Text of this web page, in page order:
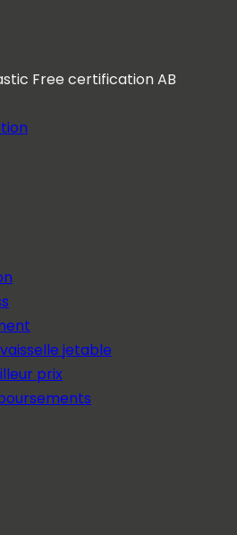
Free certification AB
jetable
prix